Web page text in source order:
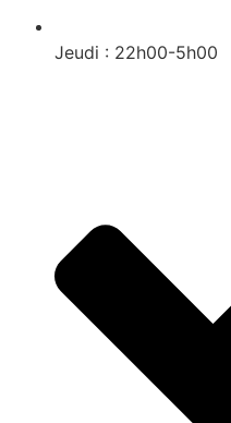
Jeudi : 22h00-5h00